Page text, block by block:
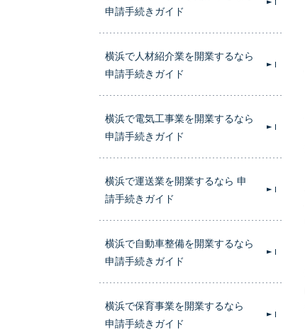
申請手続きガイド
横浜で人材紹介業を開業するなら
申請手続きガイド
横浜で電気工事業を開業するなら
申請手続きガイド
横浜で運送業を開業するなら 申
請手続きガイド
横浜で自動車整備を開業するなら
申請手続きガイド
横浜で保育事業を開業するなら
申請手続きガイド